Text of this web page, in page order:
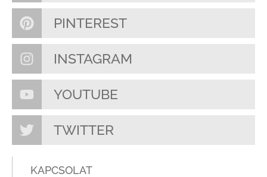
PINTEREST
INSTAGRAM
YOUTUBE
TWITTER
KAPCSOLAT